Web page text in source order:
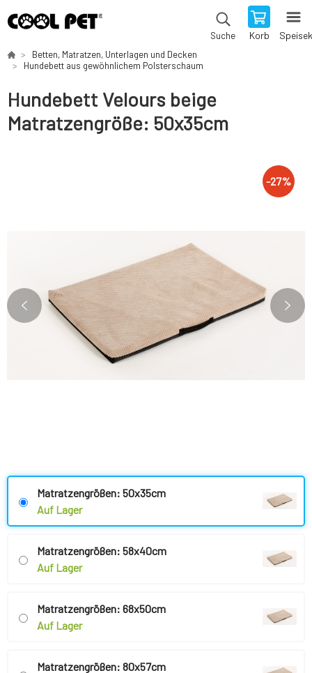
Suche Korb
Betten, Matratzen, Unterlagen und Decken
Hundebett aus gewöhnlichem Polsterschaum
Hundebett Velours beige
Matratzengröße: 50x35cm
-27%
Matratzengrößen: 50x35cm
Auf Lager
Matratzengrößen: 58x40cm
Auf Lager
Matratzengrößen: 68x50cm
Auf Lager
Matratzengrößen: 80x57cm